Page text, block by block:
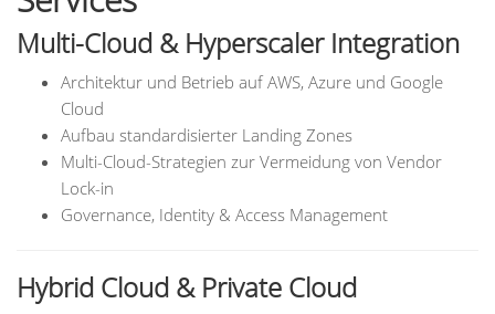
Multi-Cloud & Hyperscaler Integration
Architektur und Betrieb auf AWS, Azure und Google
Cloud
Aufbau standardisierter Landing Zones
Multi-Cloud-Strategien zur Vermeidung von Vendor
Lock-in
Governance, Identity & Access Management
Hybrid Cloud & Private Cloud